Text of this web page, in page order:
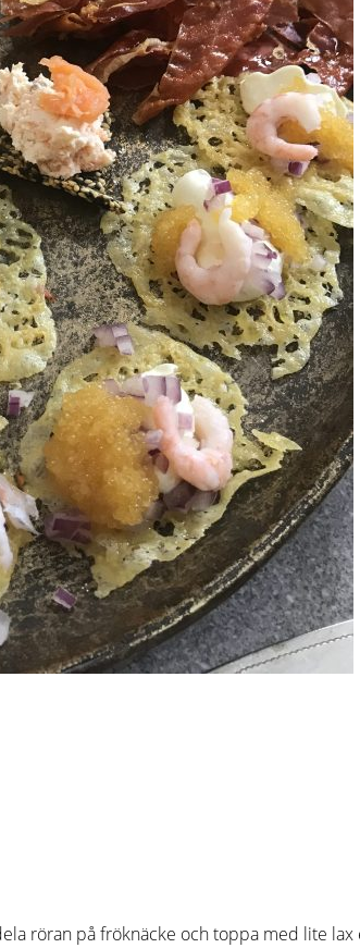
röran på fröknäcke och toppa med lite